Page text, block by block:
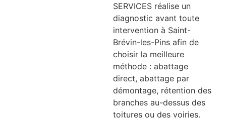
SERVICES réalise un
diagnostic avant toute
intervention à Saint-
Brévin-les-Pins afin de
choisir la meilleure
méthode : abattage
direct, abattage par
démontage, rétention des
branches au-dessus des
toitures ou des voiries.